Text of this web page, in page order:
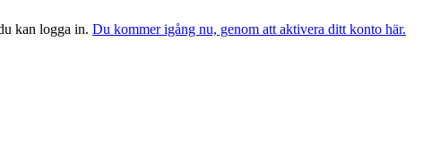
kan logga in. Du kommer igång nu, genom att aktivera ditt konto här.